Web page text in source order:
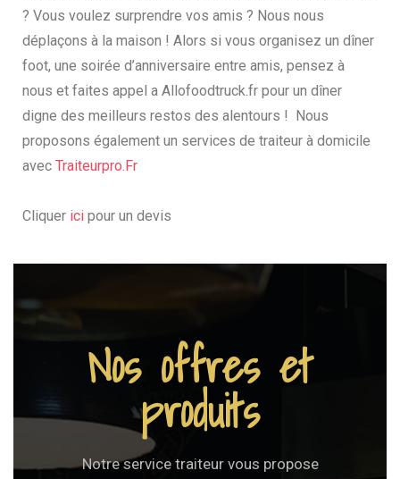
? Vous voulez surprendre vos amis ? Nous nous
déplaçons à la maison ! Alors si vous organisez un dîner
foot, une soirée d’anniversaire entre amis, pensez à
nous et faites appel a Allofoodtruck.fr pour un dîner
digne des meilleurs restos des alentours ! Nous
proposons également un services de traiteur à domicile
avec Traiteurpro.Fr
Cliquer ici pour un devis
Nos offres et
produits
Notre service traiteur vous propose